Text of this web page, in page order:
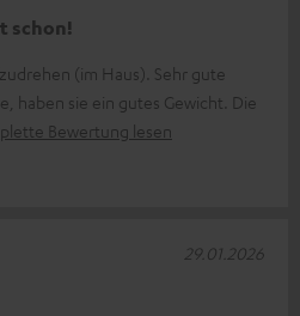
schon!
(im Haus). Sehr gute
haben sie ein gutes Gewicht. Die
Bewertung lesen
29.01.2026